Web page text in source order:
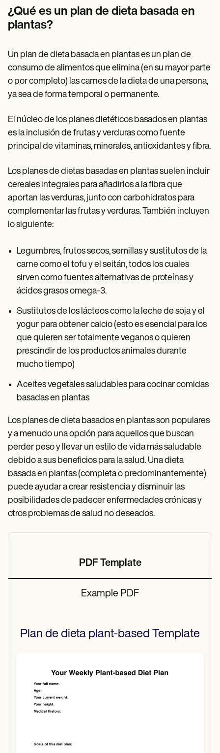
Help Center
Demos
Training Hub
Switch to Carepatron
Become a Partner
Pricing
Why Carepatron?
Get started
¿Qué es un plan de dieta basada en
plantas?
Un plan de dieta basada en plantas es un plan de
consumo de alimentos que elimina (en su mayor parte
o por completo) las carnes de la dieta de una persona,
ya sea de forma temporal o permanente.
El núcleo de los planes dietéticos basados en plantas
es la inclusión de frutas y verduras como fuente
principal de vitaminas, minerales, antioxidantes y fibra.
Los planes de dietas basadas en plantas suelen incluir
cereales integrales para añadirlos a la fibra que
aportan las verduras, junto con carbohidratos para
complementar las frutas y verduras. También incluyen
lo siguiente:
Legumbres, frutos secos, semillas y sustitutos de la
carne como el tofu y el seitán, todos los cuales
sirven como fuentes alternativas de proteínas y
ácidos grasos omega-3.
Sustitutos de los lácteos como la leche de soja y el
yogur para obtener calcio (esto es esencial para los
que quieren ser totalmente veganos o quieren
prescindir de los productos animales durante
mucho tiempo)
Aceites vegetales saludables para cocinar comidas
basadas en plantas
Los planes de dieta basados en plantas son populares
y a menudo una opción para aquellos que buscan
perder peso y llevar un estilo de vida más saludable
debido a sus beneficios para la salud. Una dieta
basada en plantas (completa o predominantemente)
puede ayudar a crear resistencia y disminuir las
posibilidades de padecer enfermedades crónicas y
otros problemas de salud no deseados.
PDF Template
Example PDF
Plan de dieta plant-based Template